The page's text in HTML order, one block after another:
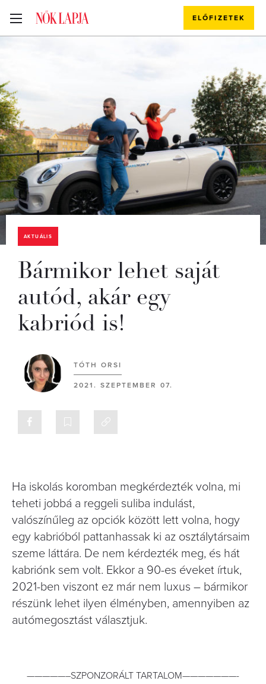
ELŐFIZETEK
AKTUÁLIS
Bármikor lehet saját
autód, akár egy
kabriód is!
TÓTH ORSI
2021. SZEPTEMBER 07.
Ha iskolás koromban megkérdezték volna, mi
teheti jobbá a reggeli suliba indulást,
valószínűleg az opciók között lett volna, hogy
egy kabrióból pattanhassak ki az osztálytársaim
szeme láttára. De nem kérdezték meg, és hát
kabriónk sem volt. Ekkor a 90-es éveket írtuk,
2021-ben viszont ez már nem luxus – bármikor
részünk lehet ilyen élményben, amennyiben az
autómegosztást választjuk.
—————–SZPONZORÁLT TARTALOM———————-